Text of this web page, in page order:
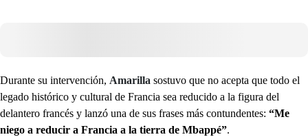
Durante su intervención, Amarilla sostuvo que no acepta que todo el
legado histórico y cultural de Francia sea reducido a la figura del
delantero francés y lanzó una de sus frases más contundentes: “Me
niego a reducir a Francia a la tierra de Mbappé”.